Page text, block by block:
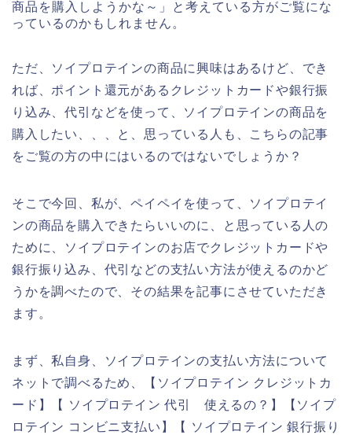
商品を購入しようかな～」と考えている方がご覧にな
っているのかもしれません。
ただ、ソイプロテインの商品に興味はあるけど、でき
れば、ポイント還元があるクレジットカードや銀行振
り込み、代引などを使って、ソイプロテインの商品を
購入したい、、、と、思っている人も、こちらの記事
をご覧の方の中にはいるのではないでしょうか？
そこで今回、私が、ペイペイを使って、ソイプロテイ
ンの商品を購入できたらいいのに、と思っている人の
ために、ソイプロテインのお店でクレジットカードや
銀行振り込み、代引などの支払い方法が使えるのかど
うかを調べたので、その結果を記事にさせていただき
ます。
まず、私自身、ソイプロテインの支払い方法について
ネットで調べるため、【ソイプロテイン クレジットカ
ード】【 ソイプロテイン 代引 使えるの？】【ソイプ
ロテイン コンビニ支払い】【 ソイプロテイン 銀行振り